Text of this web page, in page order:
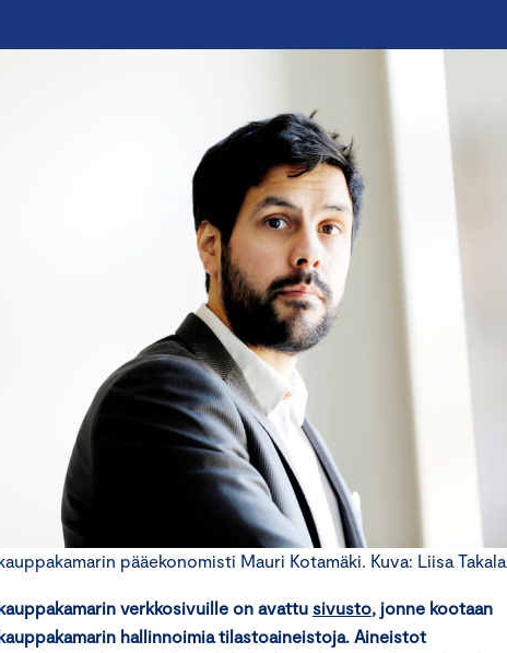
pääekonomisti Mauri Kotamäki. Kuva: Liisa Takala
verkkosivuille on avattu sivusto, jonne kootaan
hallinnoimia tilastoaineistoja. Aineistot